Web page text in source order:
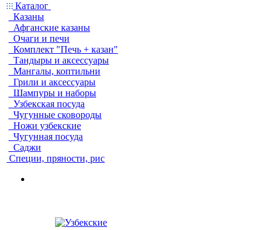
Каталог
Казаны
Афганские казаны
Очаги и печи
Комплект "Печь + казан"
Тандыры и аксессуары
Мангалы, коптильни
Грили и аксессуары
Шампуры и наборы
Узбекская посуда
Чугунные сковороды
Ножи узбекские
Чугунная посуда
Саджи
Специи, пряности, рис